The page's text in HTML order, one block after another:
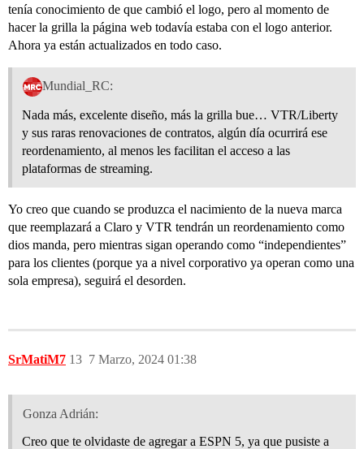
tenía conocimiento de que cambió el logo, pero al momento de
hacer la grilla la página web todavía estaba con el logo anterior.
Ahora ya están actualizados en todo caso.
Mundial_RC:
Nada más, excelente diseño, más la grilla bue… VTR/Liberty
y sus raras renovaciones de contratos, algún día ocurrirá ese
reordenamiento, al menos les facilitan el acceso a las
plataformas de streaming.
Yo creo que cuando se produzca el nacimiento de la nueva marca
que reemplazará a Claro y VTR tendrán un reordenamiento como
dios manda, pero mientras sigan operando como “independientes”
para los clientes (porque ya a nivel corporativo ya operan como una
sola empresa), seguirá el desorden.
SrMatiM7 7 Marzo, 2024 01:38
13
Gonza Adrián:
Creo que te olvidaste de agregar a ESPN 5, ya que pusiste a